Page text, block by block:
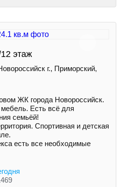
этаж
г., Приморский,
ЖК города Новороссийск.
Есть всё для
семьёй!
Спортивная и детская
есть все необходимые